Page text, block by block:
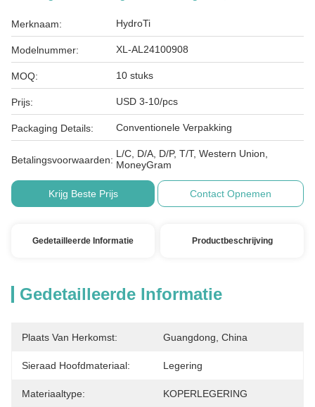
Merknaam: HydroTi
Modelnummer: XL-AL24100908
MOQ: 10 stuks
Prijs: USD 3-10/pcs
Packaging Details: Conventionele Verpakking
Betalingsvoorwaarden:
L/C, D/A, D/P, T/T, Western Union,
MoneyGram
Krijg Beste Prijs Contact Opnemen
Gedetailleerde Informatie Productbeschrijving
Gedetailleerde Informatie
Plaats Van Herkomst: Guangdong, China
Sieraad Hoofdmateriaal: Legering
Materiaaltype: KOPERLEGERING